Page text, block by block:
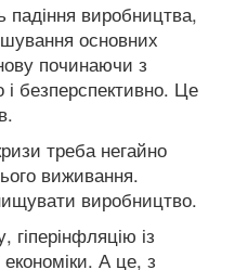
падіння виробництва,
основних
починаючи з
і безперспективно. Це
треба негайно
виживання.
виробництво.
із
А це, з